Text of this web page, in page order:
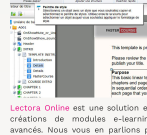
Lectora Onlineest une solution
créations de modules e-
avancés. Nous vous en parlions